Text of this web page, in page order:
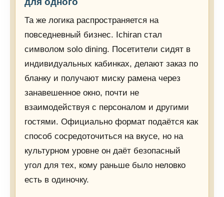
Та же логика распространяется на
повседневный бизнес. Ichiran стал
символом solo dining. Посетители сидят в
индивидуальных кабинках, делают заказ по
бланку и получают миску рамена через
занавешенное окно, почти не
взаимодействуя с персоналом и другими
гостями. Официально формат подаётся как
способ сосредоточиться на вкусе, но на
культурном уровне он даёт безопасный
угол для тех, кому раньше было неловко
есть в одиночку.